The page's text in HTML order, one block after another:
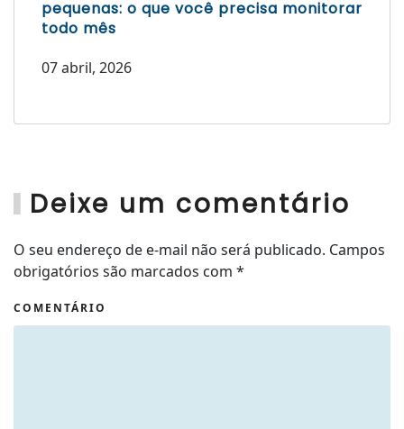
pequenas: o que você precisa monitorar
todo mês
07 abril, 2026
Deixe um comentário
O seu endereço de e-mail não será publicado. Campos
obrigatórios são marcados com *
COMENTÁRIO